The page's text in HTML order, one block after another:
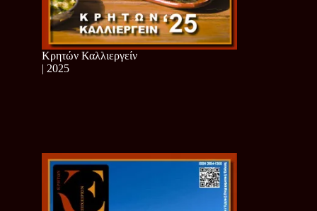
Κρητών Καλλιεργείν
| 2025